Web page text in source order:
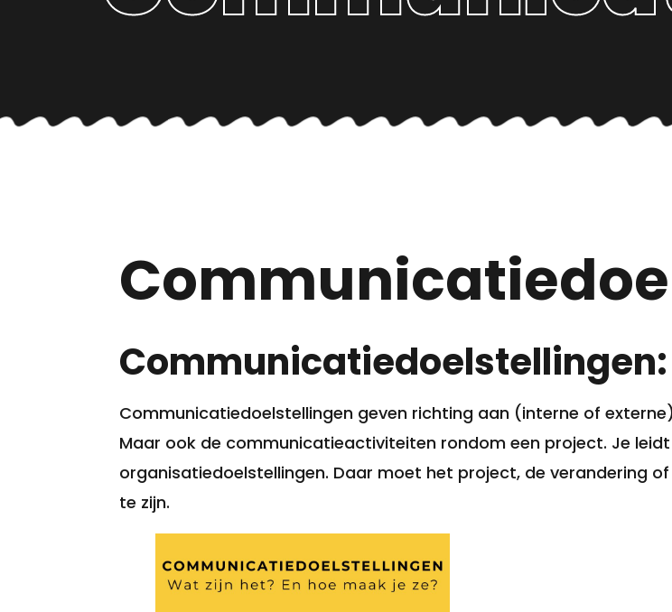
Communicatiedoelstellingen geven richting aan (interne of
Maar ook de communicatieactiviteiten rondom een project. Je
organisatiedoelstellingen. Daar moet het project, de verandering
te zijn.